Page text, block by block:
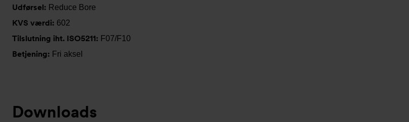
Udførsel: Reduce Bore
KVS værdi: 602
Tilslutning iht. ISO5211: F07/F10
Betjening: Fri aksel
Downloads